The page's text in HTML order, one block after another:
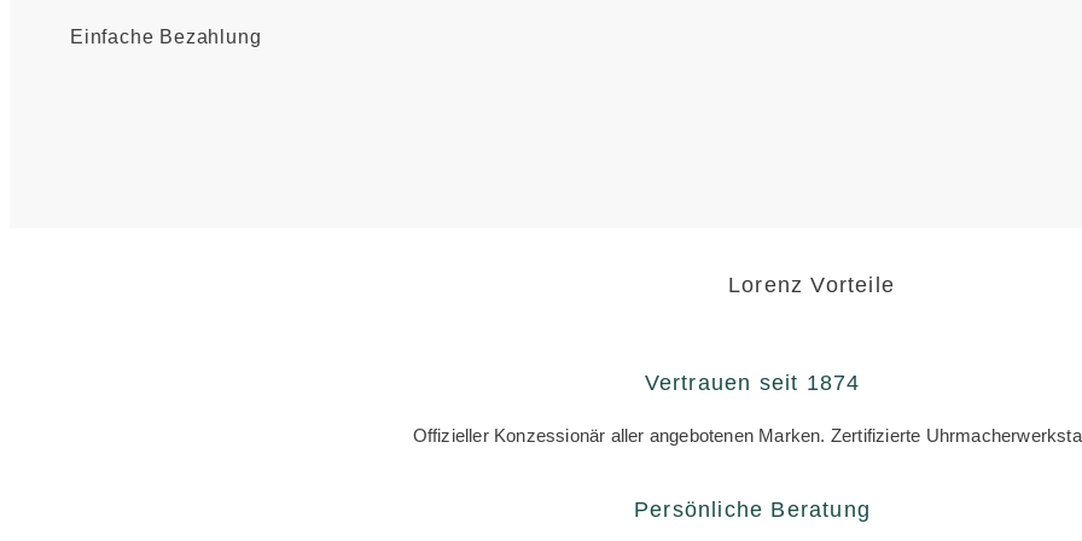
Einfache Bezahlung
Lorenz Vorteile
Vertrauen seit 1874
Offizieller Konzessionär aller angebotenen Marken. Zertifizierte
Persönliche Beratung